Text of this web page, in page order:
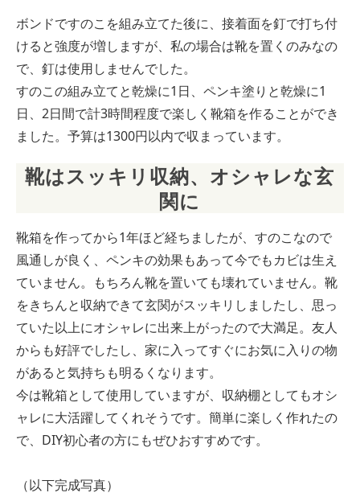
ボンドですのこを組み立てた後に、接着面を釘で打ち付
けると強度が増しますが、私の場合は靴を置くのみなの
で、釘は使用しませんでした。
すのこの組み立てと乾燥に1日、ペンキ塗りと乾燥に1
日、2日間で計3時間程度で楽しく靴箱を作ることができ
ました。予算は1300円以内で収まっています。
靴はスッキリ収納、オシャレな玄
関に
靴箱を作ってから1年ほど経ちましたが、すのこなので
風通しが良く、ペンキの効果もあって今でもカビは生え
ていません。もちろん靴を置いても壊れていません。靴
をきちんと収納できて玄関がスッキリしましたし、思っ
ていた以上にオシャレに出来上がったので大満足。友人
からも好評でしたし、家に入ってすぐにお気に入りの物
があると気持ちも明るくなります。
今は靴箱として使用していますが、収納棚としてもオシ
ャレに大活躍してくれそうです。簡単に楽しく作れたの
で、DIY初心者の方にもぜひおすすめです。
（以下完成写真）